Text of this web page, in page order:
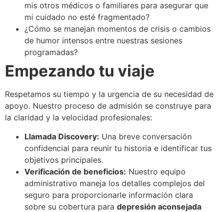
mis otros médicos o familiares para asegurar que
mi cuidado no esté fragmentado?
¿Cómo se manejan momentos de crisis o cambios
de humor intensos entre nuestras sesiones
programadas?
Empezando tu viaje
Respetamos su tiempo y la urgencia de su necesidad de
apoyo. Nuestro proceso de admisión se construye para
la claridad y la velocidad profesionales:
Llamada Discovery: Una breve conversación
confidencial para reunir tu historia e identificar tus
objetivos principales.
Verificación de beneficios: Nuestro equipo
administrativo maneja los detalles complejos del
seguro para proporcionarle información clara
sobre su cobertura para depresión aconsejada